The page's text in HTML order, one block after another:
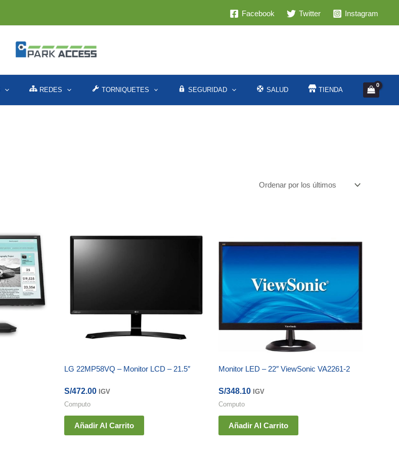
Facebook Twitter Instagram
REDES TORNIQUETES SEGURIDAD SALUD TIENDA
LG 22MP58VQ – Monitor LCD – 21.5″
S/472.00 IGV
Computo
Añadir Al Carrito
Monitor LED – 22″ ViewSonic VA2261-2
S/348.10 IGV
Computo
Añadir Al Carrito